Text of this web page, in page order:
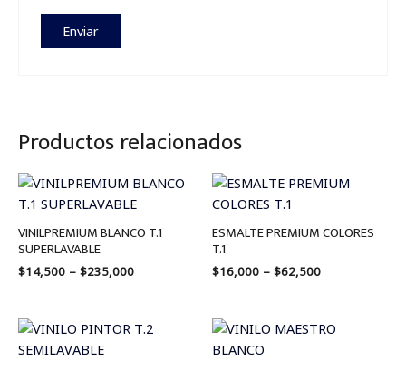
Productos relacionados
VINILPREMIUM BLANCO T.1
SUPERLAVABLE
$14,500 – $235,000
Price
$14,500
through
$235,000
ESMALTE PREMIUM COLORES
T.1
$16,000 – $62,500
Price
through
$62,500
Price
Price